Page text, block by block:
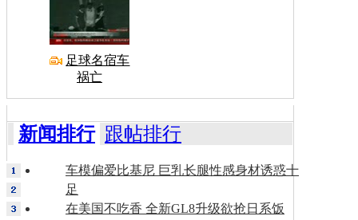
足球名宿车
祸亡
新闻排行 跟帖排行
车模偏爱比基尼 巨乳长腿性感身材诱惑十
足
在美国不吃香 全新GL8升级欲抢日系饭